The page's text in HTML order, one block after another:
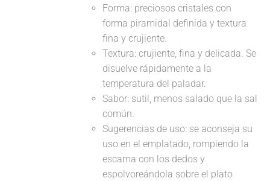
Forma: preciosos cristales con
forma piramidal definida y textura
fina y crujiente.
Textura: crujiente, fina y delicada. Se
disuelve rápidamente a la
temperatura del paladar.
Sabor: sutil, menos salado que la sal
común.
Sugerencias de uso: se aconseja su
uso en el emplatado, rompiendo la
escama con los dedos y
espolvoreándola sobre el plato